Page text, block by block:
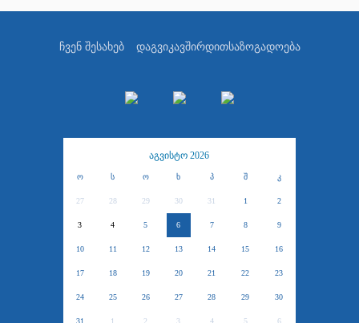
ჩვენ შესახებ დაგვიკავშირდითსაზოგადოება
აგვისტო 2026
ო ს ო ხ პ შ კ
27 28 29 30 31 1 2
3 4 5 6 7 8 9
10 11 12 13 14 15 16
17 18 19 20 21 22 23
24 25 26 27 28 29 30
31 1 2 3 4 5 6